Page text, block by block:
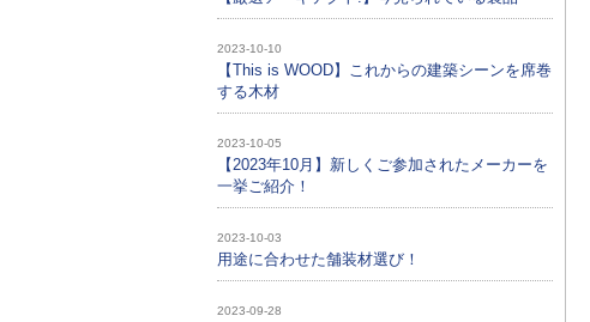
2023-10-10
【This is WOOD】これからの建築シーンを席巻
する木材
2023-10-05
【2023年10月】新しくご参加されたメーカーを
一挙ご紹介！
2023-10-03
用途に合わせた舗装材選び！
2023-09-28